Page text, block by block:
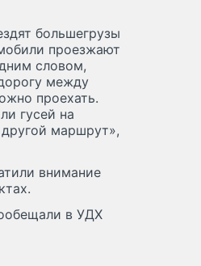
большегрузы
проезжают
словом,
между
проехать.
гусей на
маршрут»,
внимание
в УДХ